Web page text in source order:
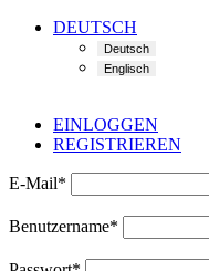
DEUTSCH
EINLOGGEN
REGISTRIEREN
E-Mail*
Benutzername*